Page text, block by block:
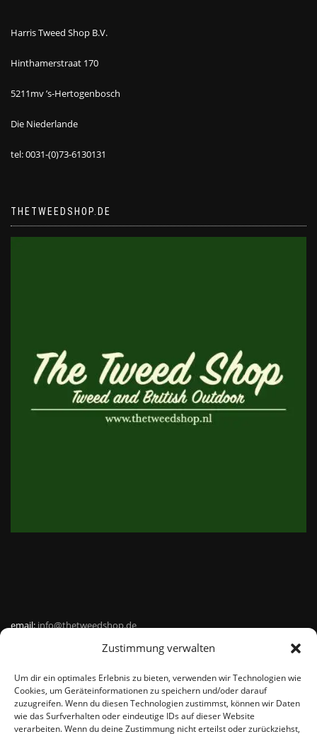
Zustimmung verwalten
Um dir ein optimales Erlebnis zu bieten, verwenden wir Technologien wie
Cookies, um Geräteinformationen zu speichern und/oder darauf
zuzugreifen. Wenn du diesen Technologien zustimmst, können wir Daten
wie das Surfverhalten oder eindeutige IDs auf dieser Website
verarbeiten. Wenn du deine Zustimmung nicht erteilst oder zurückziehst,
Harris Tweed Shop B.V.
Hinthamerstraat 170
5211mv ’s-Hertogenbosch
Die Niederlande
tel: 0031-(0)73-6130131
THETWEEDSHOP.DE
email:info@thetweedshop.de
Kvk Nummer: 88959732
MWSnr: NL864836247B01